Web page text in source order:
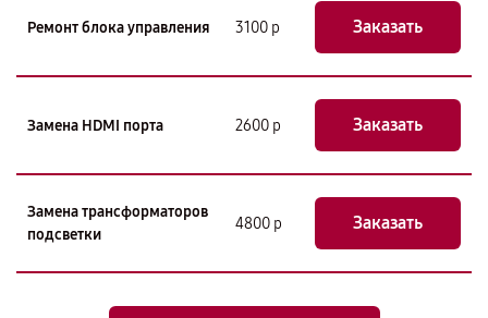
Ремонт блока управления 3100 р Заказать
Замена HDMI порта 2600 р Заказать
Замена трансформаторов
подсветки
4800 р Заказать